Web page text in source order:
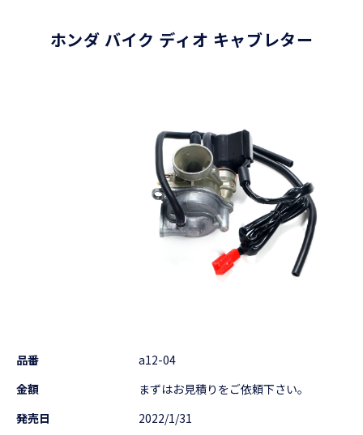
ホンダ バイク ディオ キャブレター
品番
a12-04
金額
まずはお見積りをご依頼下さい。
発売日
2022/1/31